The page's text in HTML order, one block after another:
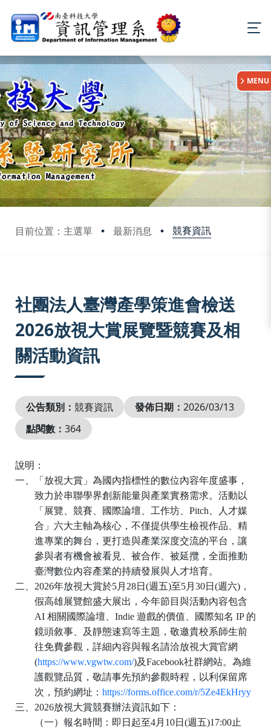
目前位置：主選單 最新消息 競賽資訊
:::
MENU
社團法人臺灣產學策進會檢送
2026放視大賞展覽暨競賽及相
關活動資訊
公告類別： 競賽資訊 發佈日期： 2026/03/13
點閱數： 364
說明：
一、「放視大賞」為國內指標性的數位內容年度盛事，
致力於串聯學界創新能量與產業實務需求。活動以
「展覽、競賽、國際論壇、工作坊、 Pitch 、人才媒
合」六大主軸為核心，不僅提供學生檢視作品、精
進專業的舞台，更打造與產業深度交流的平台，讓
參與者有機會被看見、被合作、被延攬，全面推動
臺灣數位內容產業的持續發展與人才培育。
二、 2026年放視大賞於5月 28日 (週五)至5月 30日 (週六) ，
假高雄展覽館盛大展出，今年節目與活動內容包含
AI 相關國際論壇、 Indie 遊戲的價值、國際知名 IP 的
鏡頭敘事、及靜態速寫等主題，敬邀貴校系師生前
往免費參觀，詳細內容與報名請洽放視大賞官網
(https://www.vgwtw.com/)及Facebook社群網站。為維
護觀覽品質，敬請事先預約參觀時程，以利保留席
次，預約網址： https://forms.office.com/r/5Ze4EkHryy
三、 2026放視大賞競賽辦法資訊如下：
（一）報名時間：即日起至4月 10日 (週五)17:00止